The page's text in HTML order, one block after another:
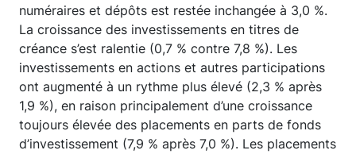
numéraires et dépôts est restée inchangée à 3,0 %.
La croissance des investissements en titres de
créance s’est ralentie (0,7 % contre 7,8 %). Les
investissements en actions et autres participations
ont augmenté à un rythme plus élevé (2,3 % après
1,9 %), en raison principalement d’une croissance
toujours élevée des placements en parts de fonds
d’investissement (7,9 % après 7,0 %). Les placements